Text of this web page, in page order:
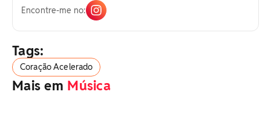
Encontre-me no:
Tags:
Coração Acelerado
Mais em Música